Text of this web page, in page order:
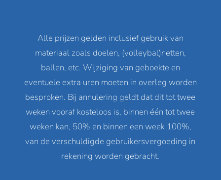
Alle prijzen gelden inclusief gebruik van
materiaal zoals doelen, (volleybal)netten,
ballen, etc. Wijziging van geboekte en
eventuele extra uren moeten in overleg worden
besproken. Bij annulering geldt dat dit tot twee
weken vooraf kosteloos is, binnen één tot twee
weken kan, 50% en binnen een week 100%,
van de verschuldigde gebruikersvergoeding in
rekening worden gebracht.